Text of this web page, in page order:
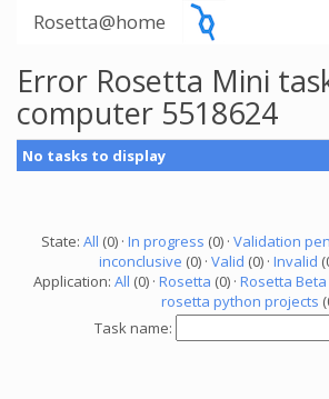
Rosetta@home
Error Rosetta Mini
computer 5518624
No tasks to display
State: All (0) · In progress (0) · Validation
inconclusive (0) · Valid (0) · Invalid
Application: All (0) · Rosetta (0) · Rosetta Beta
rosetta python projects
Task name: